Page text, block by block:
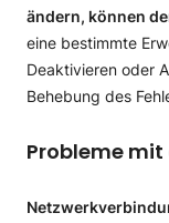
ändern, können
eine bestimmte
Deaktivieren oder
Behebung des
Probleme